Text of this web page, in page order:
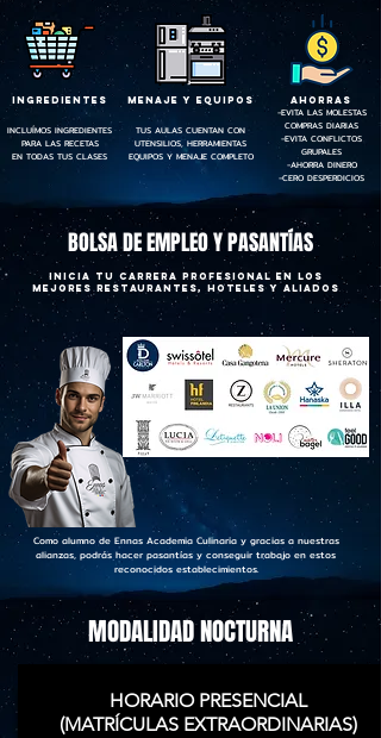
INGREDIENTES
INCLUÍMOS INGREDIENTES
PARA LAS RECETAS
EN TODAS TUS CLASES
MENAJE Y EQUIPOS
TUS AULAS CUENTAN CON
UTENSILIOS, HERRAMIENTAS
EQUIPOS Y MENAJE COMPLETO
AHORRAS
-EVITA LAS MOLESTAS
COMPRAS DIARIAS
-EVITA CONFLICTOS
GRUPALES
-AHORRA DINERO
-CERO DESPERDICIOS
BOLSA DE EMPLEO Y PASANTÍAS
inicia tu carrera profesional en los
mejores restaurantes, hoteles y aliados
Como alumno de Ennas Academia Culinaria y gracias a nuestras
alianzas, podrás hacer pasantías y conseguir trabajo en estos
reconocidos establecimientos.
MODALIDAD NOCTURNA
HORARIO PRESENCIAL
(MATRÍCULAS EXTRAORDINARIAS)